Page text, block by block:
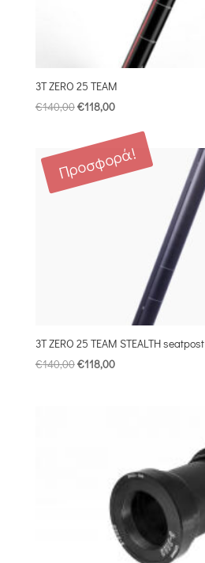
3T ZERO 25 TEAM
€140,00Original
was:
€140,00.
€118,00Η
τιμή
είναι:
€118,00.
Προσφορά!
3T ZERO 25 TEAM STEALTH seatpost
€140,00Original
€118,00Η